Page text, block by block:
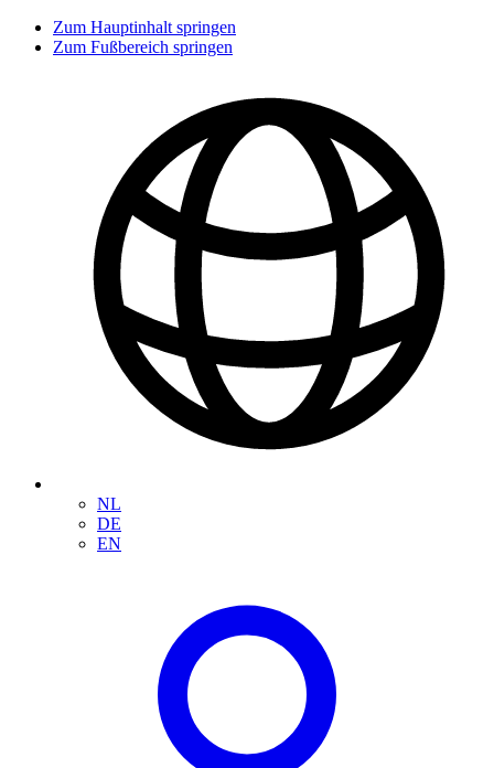
Zum Hauptinhalt springen
Zum Fußbereich springen
NL
DE
EN